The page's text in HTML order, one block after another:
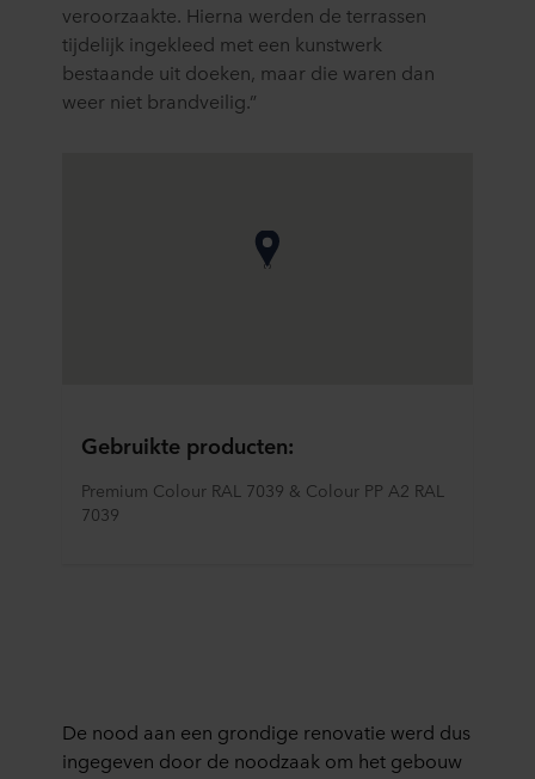
veroorzaakte. Hierna werden de terrassen
tijdelijk ingekleed met een kunstwerk
bestaande uit doeken, maar die waren dan
weer niet brandveilig.”
Gebruikte producten:
Premium Colour RAL 7039 & Colour PP A2 RAL
7039
De nood aan een grondige renovatie werd dus
ingegeven door de noodzaak om het gebouw